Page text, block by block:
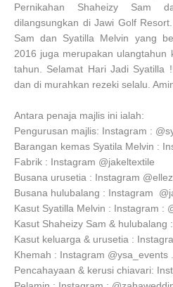
Pernikahan Shaheizy Sam
dilangsungkan di Jawi Golf Resort.
Sam dan Syatilla Melvin yang
2016 juga merupakan ulangtahun
tahun. Selamat Hari Jadi Syatilla
dan di murahkan rezeki selalu.
Antara penaja majlis ini ialah:
Pengurusan majlis: Instagram :
Barangan kemas Syatila Melvin :
Fabrik : Instagram @jakeltextile
Busana urusetia : Instagram
Busana hulubalang : Instagram
Kasut Syatilla Melvin : Instagram :
Kasut Shaheizy Sam & hulubalang
Kasut keluarga & urusetia :
Khemah : Instagram @ysa_events .
Pencahayaan & kerusi chiavari: